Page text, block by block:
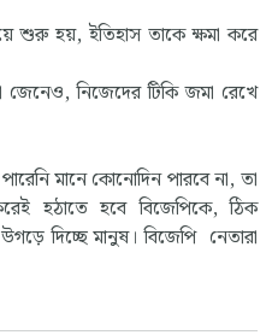
শুরু হয়, ইতিহাস তাকে ক্ষমা করে
জেনেও, নিজেদের টিকি জমা রেখে
মানে কোনোদিন পারবে না, তা
হঠাতে হবে বিজেপিকে, ঠিক
দিচ্ছে মানুষ। বিজেপি নেতারা